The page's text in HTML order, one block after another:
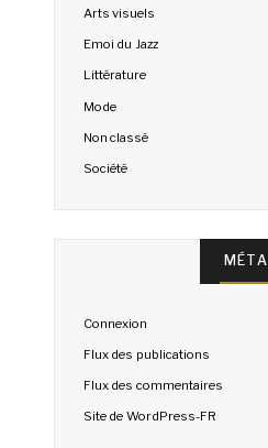
Arts visuels
Emoi du Jazz
Littérature
Mode
Non classé
Société
MÉTA
Connexion
Flux des publications
Flux des commentaires
Site de WordPress-FR